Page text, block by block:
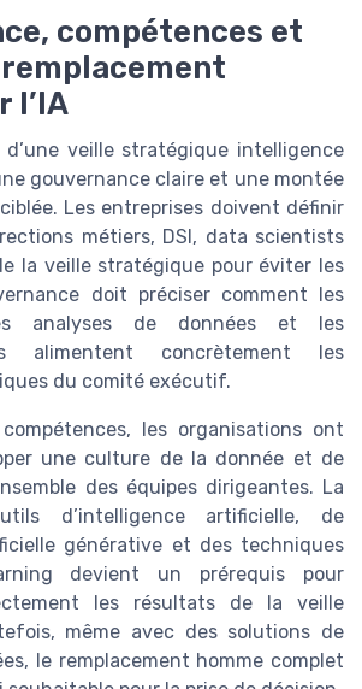
compétences et
l’IA
d’une veille stratégique intelligence
gouvernance claire et une montée
Les entreprises doivent définir
métiers, DSI, data scientists
la veille stratégique pour éviter les
doit préciser comment les
analyses de données et les
alimentent concrètement les
du comité exécutif.
les organisations ont
une culture de la donnée et de
des équipes dirigeantes. La
d’intelligence artificielle, de
générative et des techniques
devient un prérequis pour
les résultats de la veille
même avec des solutions de
le remplacement homme complet